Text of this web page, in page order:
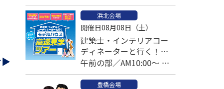
▶
浜北会場
開催日08月08日（土）
建築士・インテリアコー
ディネーターと行く！モ
デルハウス高速見学ツア
ー
午前の部／AM10:00～ 午
後の部／PM1:00～
豊橋会場